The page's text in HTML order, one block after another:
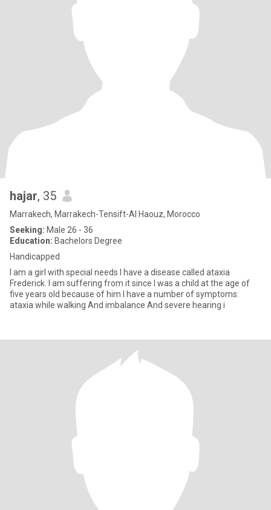
hajar, 35
Marrakech, Marrakech-Tensift-Al Haouz, Morocco
Seeking: Male 26 - 36
Education: Bachelors Degree
Handicapped
I am a girl with special needs I have a disease called ataxia
Frederick. I am suffering from it since I was a child at the age of
five years old because of him I have a number of symptoms:
ataxia while walking And imbalance And severe hearing i